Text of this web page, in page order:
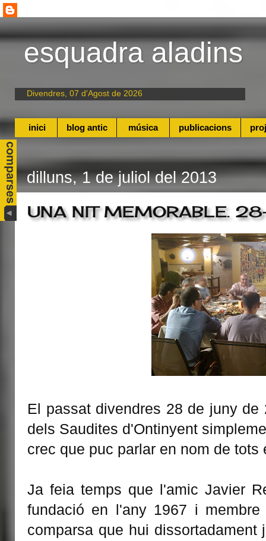
esquadra aladins
Divendres, 07 d'Agost de 2026
inici blog antic música publicacions
dilluns, 1 de juliol del 2013
UNA NIT MEMORABLE.
El passat divendres 28 de juny
dels Saudites d'Ontinyent
crec que puc parlar en nom de tots
Ja feia temps que l'amic Javier
fundació en l'any 1967 i
comparsa que hui